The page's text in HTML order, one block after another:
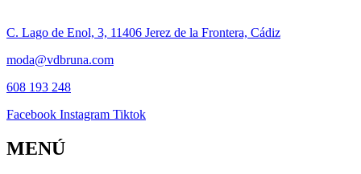
C. Lago de Enol, 3, 11406 Jerez de la Frontera, Cádiz
moda@vdbruna.com
608 193 248
Facebook Instagram Tiktok
MENÚ